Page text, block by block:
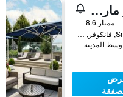
جاي دبليو ماريوت بارك فانكوفر
ممتاز 8.6
39 Smithe Street, فانكوفر, BC, كندا